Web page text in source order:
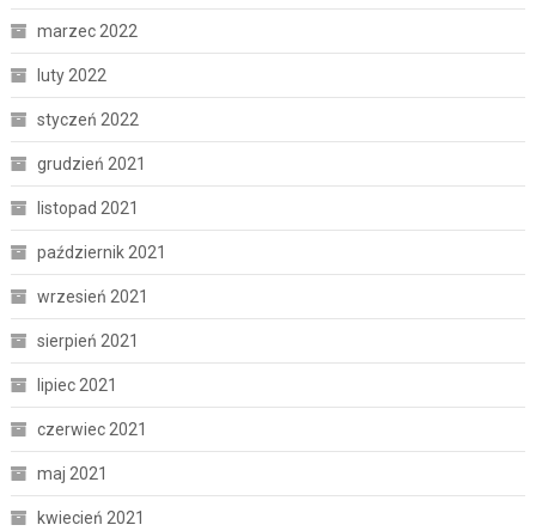
marzec 2022
luty 2022
styczeń 2022
grudzień 2021
listopad 2021
październik 2021
wrzesień 2021
sierpień 2021
lipiec 2021
czerwiec 2021
maj 2021
kwiecień 2021